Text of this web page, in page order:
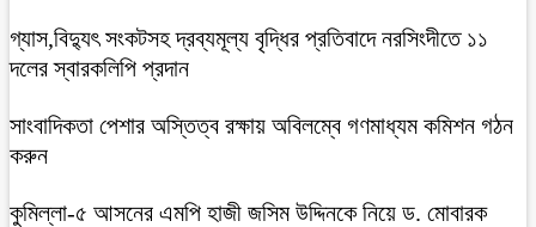
গ্যাস,বিদ্যুৎ সংকটসহ দ্রব্যমূল্য বৃদ্ধির প্রতিবাদে নরসিংদীতে ১১
দলের স্বারকলিপি প্রদান
সাংবাদিকতা পেশার অস্তিত্ব রক্ষায় অবিলম্বে গণমাধ্যম কমিশন গঠন
করুন
কুমিল্লা-৫ আসনের এমপি হাজী জসিম উদ্দিনকে নিয়ে ড. মোবারক